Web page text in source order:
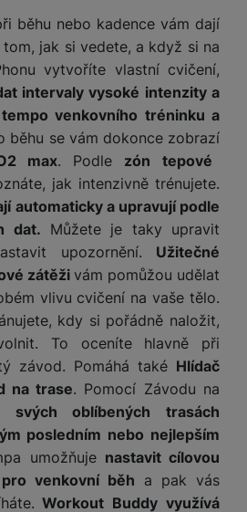
běhu nebo kadence vám dají
jak si vedete, a když si na
vytvoříte vlastní cvičení,
intervaly vysoké intenzity a
venkovního tréninku a
běhu se vám dokonce zobrazí
max. Podle zón tepové
jak intenzivně trénujete.
automaticky a upravují podle
dat. Můžete je taky upravit
upozornění. Užitečné
zátěživám pomůžou udělat
vlivu cvičení na vaše tělo.
kdy si pořádně naložit,
To oceníte hlavně při
závod. Pomáhá také Hlídač
na trase. Pomocí Závodu na
oblíbených trasách
posledním nebo nejlepším
umožňuje nastavit cílovou
venkovní běh a pak vás
Workout Buddy využívá